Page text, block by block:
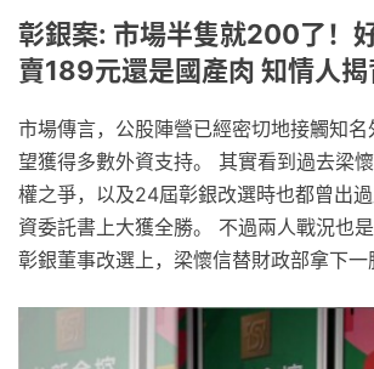
彰銀案: 市場半隻就200了！
賣189元還是國產肉 知情人
市場傳言，公股陣營已經密切地接觸知名
望獲得多數外資支持。 其實看到過去梁
權之爭，以及24屆彰銀改選時也都曾出
資委託書上大獲全勝。 不過兩人戰況也
彰銀董事改選上，梁懷信替財政部拿下一